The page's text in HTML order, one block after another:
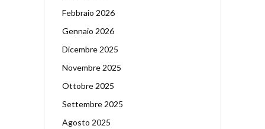
Febbraio 2026
Gennaio 2026
Dicembre 2025
Novembre 2025
Ottobre 2025
Settembre 2025
Agosto 2025